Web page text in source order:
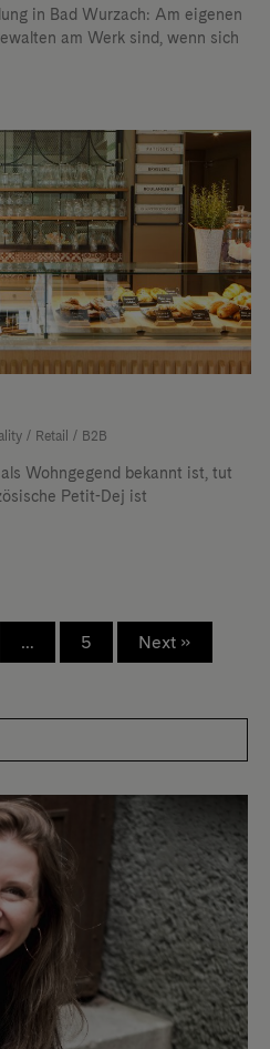
in Bad Wurzach: Am eigenen
am Werk sind, wenn sich
/ Retail / B2B
Wohngegend bekannt ist, tut
Petit-Dej ist
… 5 Next »